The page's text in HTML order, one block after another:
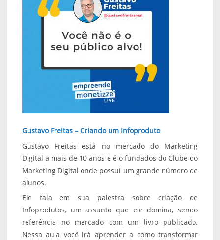
Gustavo Freitas – Criando um Infoproduto
Gustavo Freitas está no mercado do Marketing
Digital a mais de 10 anos e é o fundados do Clube do
Marketing Digital onde possui um grande número de
alunos.
Ele fala em sua palestra sobre criação de
Infoprodutos, um assunto que ele domina, sendo
referência no mercado com um livro publicado.
Nessa aula você irá aprender a como transformar